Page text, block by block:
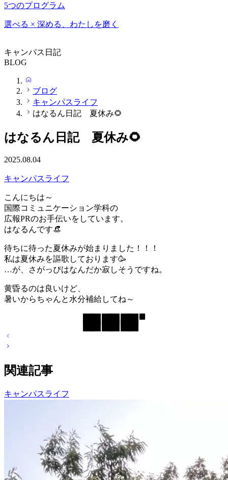
5つのプログラム
選べる × 深める、わたしを磨く
キャンパス日記
BLOG
ブログ
キャンパスライフ
はなるん日記 夏休み🌻
はなるん日記 夏休み🌻
2025.08.04
キャンパスライフ
こんにちは～
国際コミュニケーション学科の
広報PRのお手伝いをしています。
はなるんです👒
待ちに待った夏休みが始まりました！！！
私は夏休みを謳歌しております🥳
…が、さがっぴはなんだか寂しそうですね。
黄昏るのは良いけど、
暑いからちゃんと水分補給してね～
投
稿
ビ
ゲ
ー
シ
関連記事
キャンパスライフ